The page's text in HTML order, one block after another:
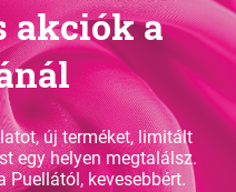
akciók a
új terméket, limitált
egy helyen megtalálsz.
Puellától, kevesebbért.